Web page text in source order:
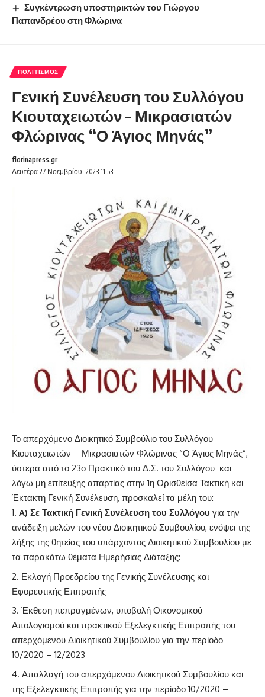
Συγκέντρωση υποστηρικτών του Γιώργου
Παπανδρέου στη Φλώρινα
ΠΟΛΙΤΙΣΜΌΣ
Γενική Συνέλευση του Συλλόγου
Κιουταχειωτών – Μικρασιατών
Φλώρινας “Ο Άγιος Μηνάς”
Δευτέρα 27 Νοεμβρίου, 2023 11:53
florinapress.gr
Το απερχόμενο Διοικητικό Συμβούλιο του Συλλόγου
Κιουταχειωτών – Μικρασιατών Φλώρινας “Ο Άγιος Μηνάς”,
ύστερα από το 23ο Πρακτικό του Δ.Σ. του Συλλόγου και
λόγω μη επίτευξης απαρτίας στην 1η Ορισθείσα Τακτική και
Έκτακτη Γενική Συνέλευση, προσκαλεί τα μέλη του:
A) Σε Τακτική Γενική Συνέλευση του Συλλόγου για την
ανάδειξη μελών του νέου Διοικητικού Συμβουλίου, ενόψει της
λήξης της θητείας του υπάρχοντος Διοικητικού Συμβουλίου με
τα παρακάτω θέματα Ημερήσιας Διάταξης:
Εκλογή Προεδρείου της Γενικής Συνέλευσης και
Εφορευτικής Επιτροπής
Έκθεση πεπραγμένων, υποβολή Οικονομικού
Απολογισμού και πρακτικού Εξελεγκτικής Επιτροπής του
απερχόμενου Διοικητικού Συμβουλίου για την περίοδο
10/2020 – 12/2023
Απαλλαγή του απερχόμενου Διοικητικού Συμβουλίου και
της Εξελεγκτικής Επιτροπής για την περίοδο 10/2020 –